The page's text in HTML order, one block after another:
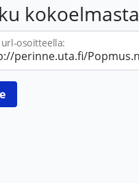
kokoelmasta
url-osoitteella: